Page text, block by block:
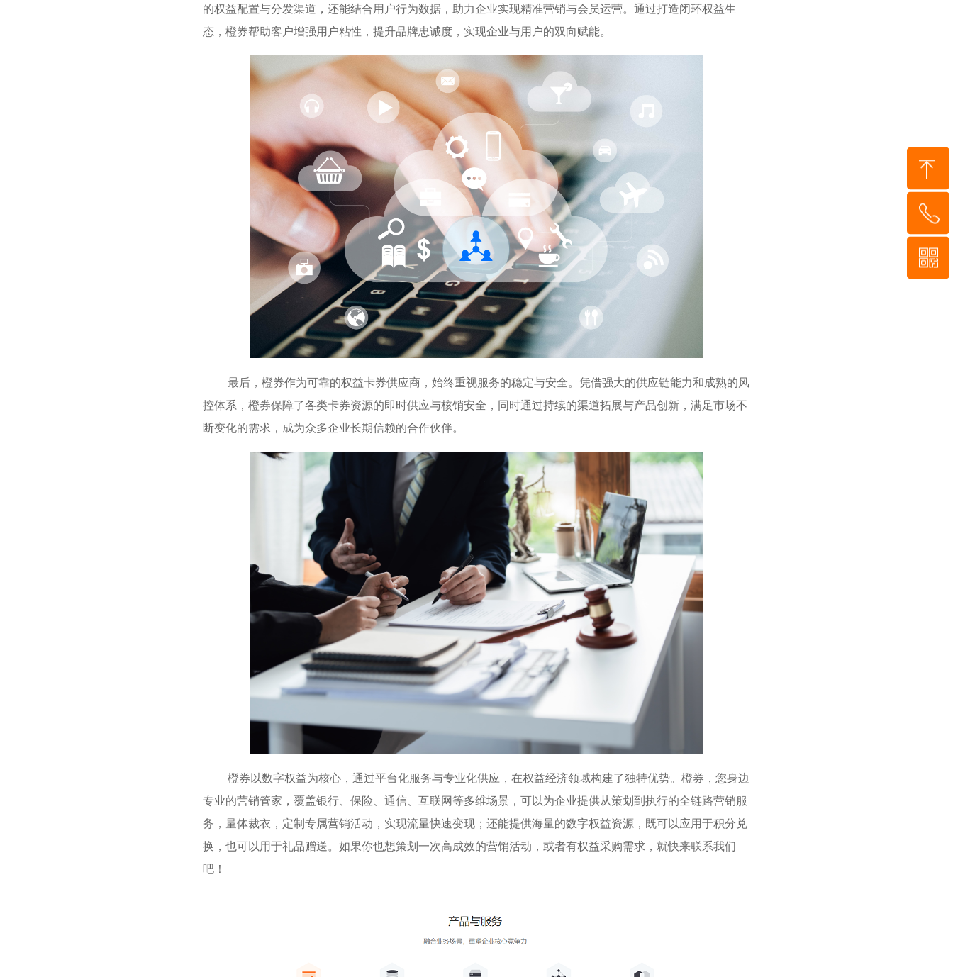
的权益配置与分发渠道，还能结合用户行为数据，助力企业实现精准营销与会员运营。通过打造闭环权益生
态，橙券帮助客户增强用户粘性，提升品牌忠诚度，实现企业与用户的双向赋能。
最后，橙券作为可靠的权益卡券供应商，始终重视服务的稳定与安全。凭借强大的供应链能力和成熟的风
控体系，橙券保障了各类卡券资源的即时供应与核销安全，同时通过持续的渠道拓展与产品创新，满足市场不
断变化的需求，成为众多企业长期信赖的合作伙伴。
橙券以数字权益为核心，通过平台化服务与专业化供应，在权益经济领域构建了独特优势。橙券，您身边
专业的营销管家，覆盖银行、保险、通信、互联网等多维场景，可以为企业提供从策划到执行的全链路营销服
务，量体裁衣，定制专属营销活动，实现流量快速变现；还能提供海量的数字权益资源，既可以应用于积分兑
换，也可以用于礼品赠送。如果你也想策划一次高成效的营销活动，或者有权益采购需求，就快来联系我们
吧！
到顶部
55-8952-5